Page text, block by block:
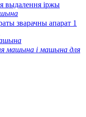
машына і машына для